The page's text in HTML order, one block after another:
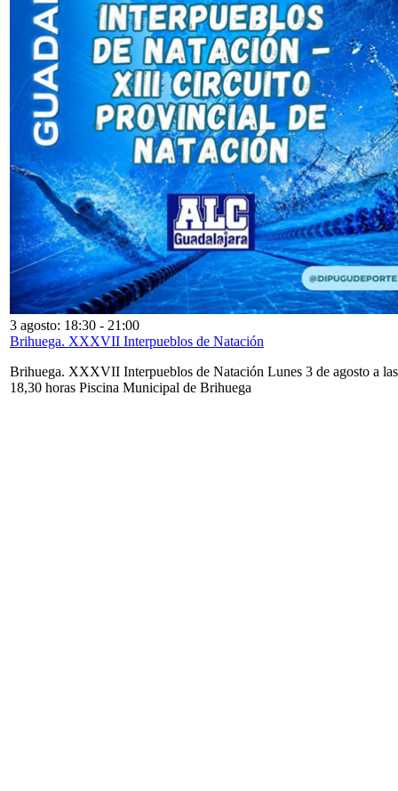
3 agosto: 18:30 - 21:00
Brihuega. XXXVII Interpueblos de Natación
Brihuega. XXXVII Interpueblos de Natación Lunes 3 de agosto a las
18,30 horas Piscina Municipal de Brihuega